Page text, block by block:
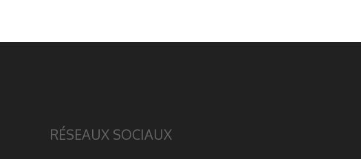
RÉSEAUX SOCIAUX